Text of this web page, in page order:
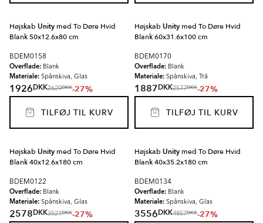
Højskab Unity med To Døre Hvid
Blank 50x12.6x80 cm
BDEM0158
Overflade: Blank
Materiale: Spånskiva, Glas
1926DKK2629DKK-27%
TILFØJ TIL KURV
Højskab Unity med To Døre Hvid
Blank 60x31.6x100 cm
BDEM0170
Overflade: Blank
Materiale: Spånskiva, Trä
1887DKK2577DKK-27%
TILFØJ TIL KURV
Højskab Unity med To Døre Hvid
Blank 40x12.6x180 cm
BDEM0122
Overflade: Blank
Materiale: Spånskiva, Glas
2578DKK3521DKK-27%
Højskab Unity med To Døre Hvid
Blank 40x35.2x180 cm
BDEM0134
Overflade: Blank
Materiale: Spånskiva, Glas
3556DKK4857DKK-27%